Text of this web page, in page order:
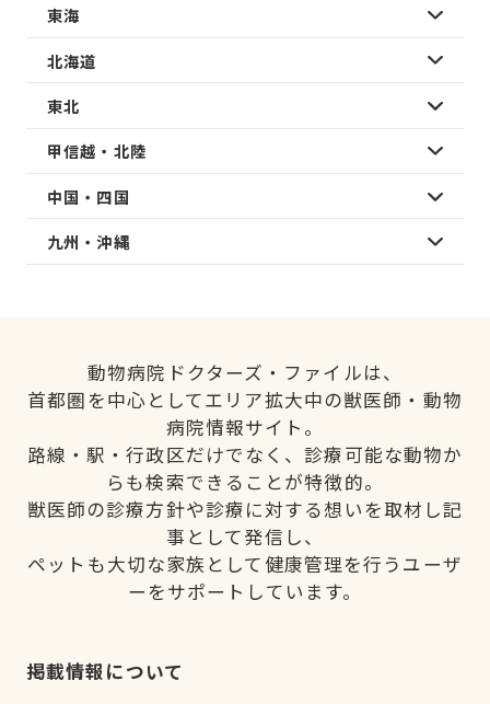
東海
北海道
東北
甲信越・北陸
中国・四国
九州・沖縄
動物病院ドクターズ・ファイルは、
首都圏を中心としてエリア拡大中の獣医師・動物
病院情報サイト。
路線・駅・行政区だけでなく、診療可能な動物か
らも検索できることが特徴的。
獣医師の診療方針や診療に対する想いを取材し記
事として発信し、
ペットも大切な家族として健康管理を行うユーザ
ーをサポートしています。
掲載情報について